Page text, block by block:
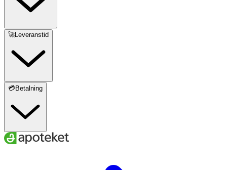
🚀Leveranstid
💳Betalning